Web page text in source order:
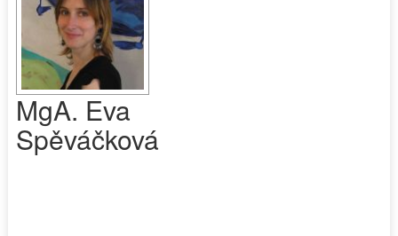
MgA. Eva
Spěváčková